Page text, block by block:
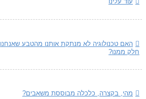
האם טכנולוגיה לא מנתקת אותנו מהטבע שאנחנו
חלק ממנו?
מהי, בקצרה, כלכלה מבוססת משאבים?